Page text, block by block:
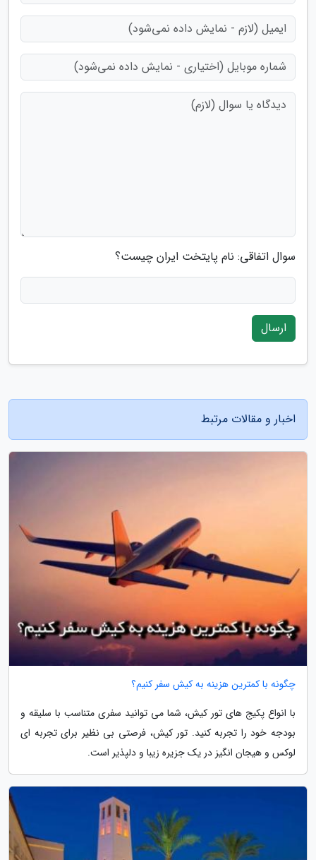
سوال اتفاقی: نام پایتخت ایران چیست؟
ارسال
اخبار و مقالات مرتبط
چگونه با کمترین هزینه به کیش سفر کنیم؟
با انواع پکیج های تور کیش، شما می توانید سفری متناسب با سلیقه و
بودجه خود را تجربه کنید. تور کیش، فرصتی بی نظیر برای تجربه ای
لوکس و هیجان انگیز در یک جزیره زیبا و دلپذیر است.